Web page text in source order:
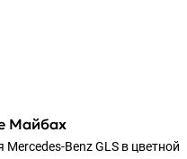
Майбах
Benz GLS в цветной